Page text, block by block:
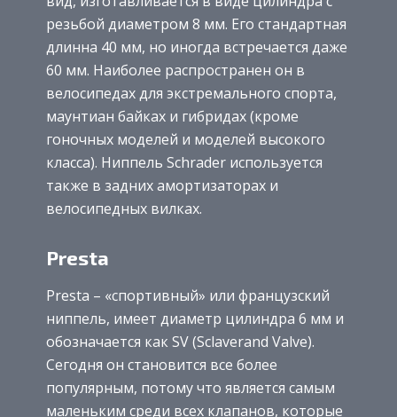
резьбой диаметром 8 мм. Его стандартная
длинна 40 мм, но иногда встречается даже
60 мм. Наиболее распространен он в
велосипедах для экстремального спорта,
маунтиан байках и гибридах (кроме
гоночных моделей и моделей высокого
класса). Ниппель Schrader используется
также в задних амортизаторах и
велосипедных вилках.
Presta
Presta – «спортивный» или французский
ниппель, имеет диаметр цилиндра 6 мм и
обозначается как SV (Sclaverand Valve).
Сегодня он становится все более
популярным, потому что является самым
маленьким среди всех клапанов, которые